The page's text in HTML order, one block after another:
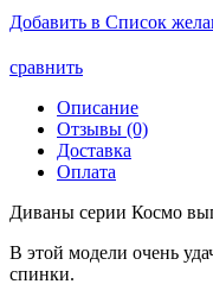
Добавить в Список
сравнить
Описание
Отзывы (0)
Доставка
Оплата
Диваны серии Космо
В этой модели очень
спинки.